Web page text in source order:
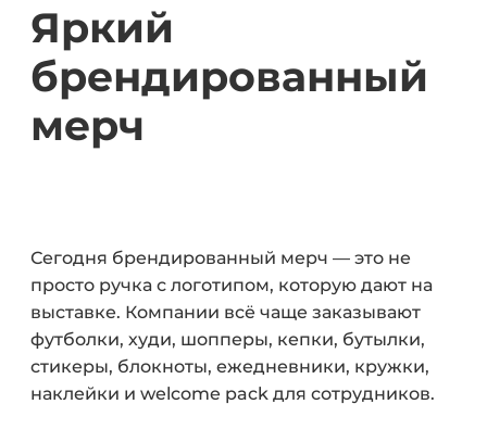
Яркий
брендированный
мерч
Сегодня брендированный мерч — это не
просто ручка с логотипом, которую дают на
выставке. Компании всё чаще заказывают
футболки, худи, шопперы, кепки, бутылки,
стикеры, блокноты, ежедневники, кружки,
наклейки и welcome pack для сотрудников.